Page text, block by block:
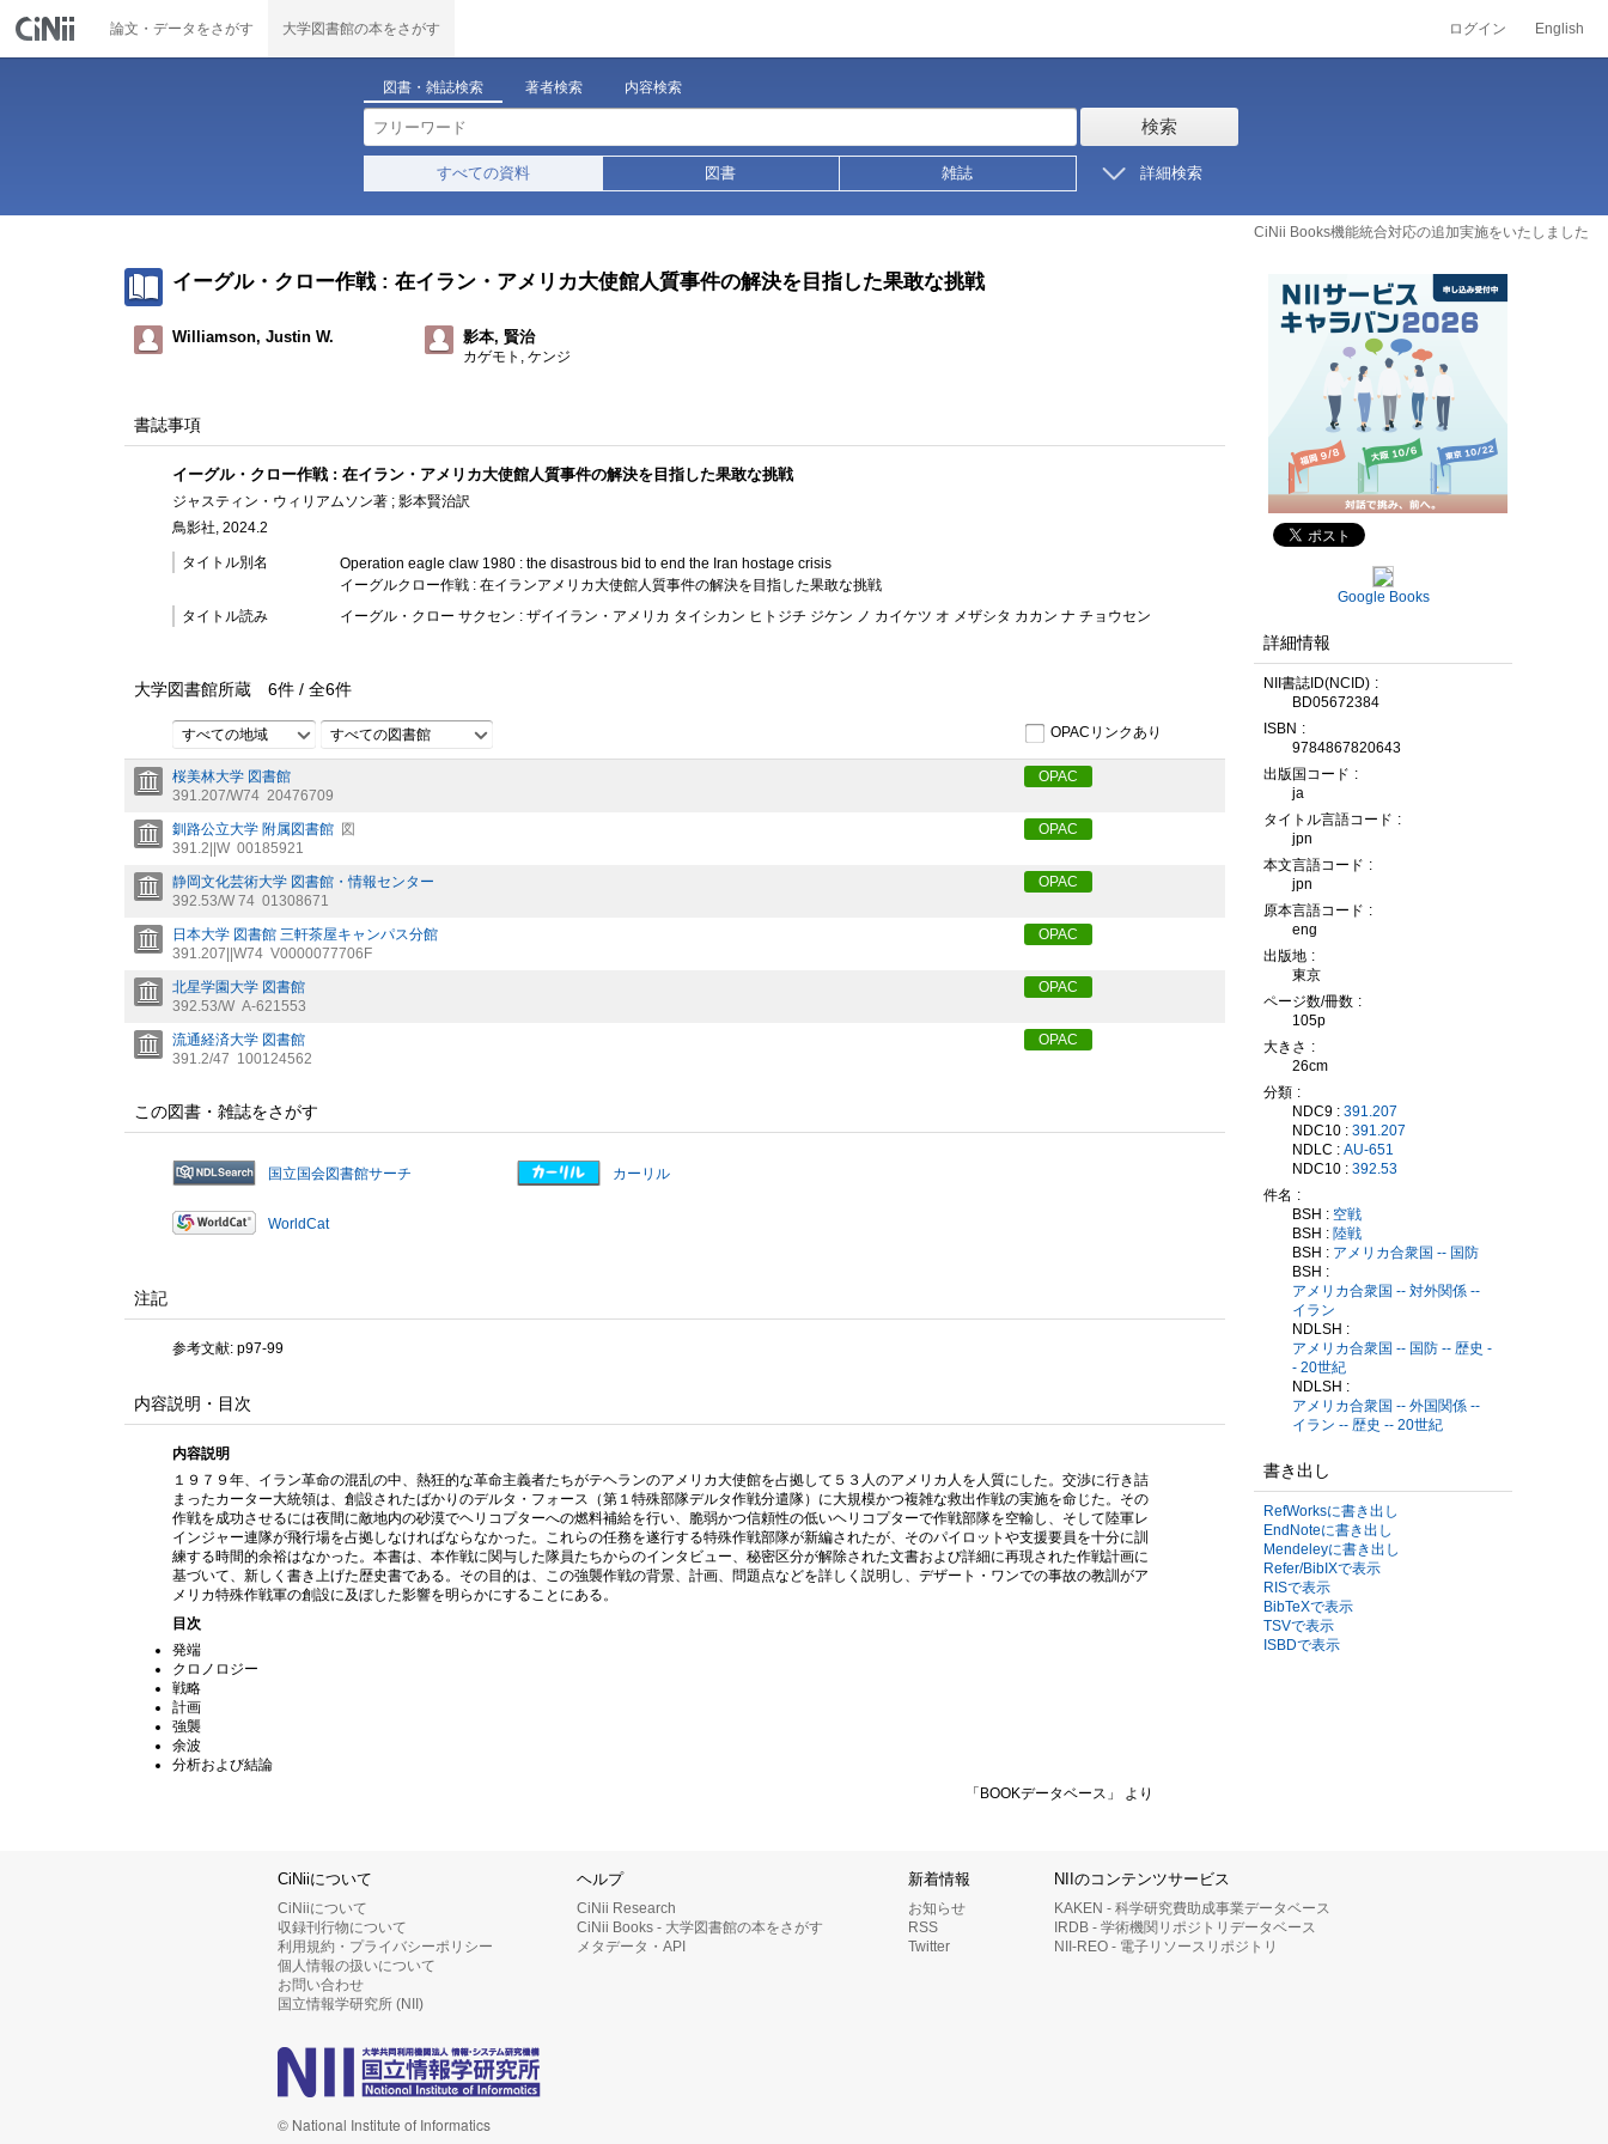
論文・データをさがす 大学図書館の本をさがす ログイン English
図書・雑誌検索 著者検索 内容検索
検索
すべての資料 図書 雑誌 詳細検索
CiNii Books機能統合対応の追加実施をいたしました
イーグル・クロー作戦 : 在イラン・アメリカ大使館人質事件の解決を目指した果敢な挑戦
Williamson, Justin W. 影本, 賢治
カゲモト, ケンジ
書誌事項
イーグル・クロー作戦 : 在イラン・アメリカ大使館人質事件の解決を目指した果敢な挑戦
ジャスティン・ウィリアムソン著 ; 影本賢治訳
鳥影社, 2024.2
タイトル別名
Operation eagle claw 1980 : the disastrous bid to end the Iran hostage crisis
イーグルクロー作戦 : 在イランアメリカ大使館人質事件の解決を目指した果敢な挑戦
タイトル読み
イーグル・クロー サクセン : ザイイラン・アメリカ タイシカン ヒトジチ ジケン ノ カイケツ オ メザシタ カカン ナ チョウセン
大学図書館所蔵 6件 / 全6件
すべての地域 すべての図書館 OPACリンクあり
桜美林大学 図書館
391.207/W74 20476709
OPAC
釧路公立大学 附属図書館 図
391.2||W 00185921
OPAC
静岡文化芸術大学 図書館・情報センター
392.53/W 74 01308671
OPAC
日本大学 図書館 三軒茶屋キャンパス分館
391.207||W74 V0000077706F
OPAC
北星学園大学 図書館
392.53/W A-621553
OPAC
流通経済大学 図書館
391.2/47 100124562
OPAC
この図書・雑誌をさがす
国立国会図書館サーチ カーリル
WorldCat
注記
参考文献: p97-99
内容説明・目次
内容説明
１９７９年、イラン革命の混乱の中、熱狂的な革命主義者たちがテヘランのアメリカ大使館を占拠して５３人のアメリカ人を人質にした。交渉に行き詰
まったカーター大統領は、創設されたばかりのデルタ・フォース（第１特殊部隊デルタ作戦分遣隊）に大規模かつ複雑な救出作戦の実施を命じた。その
作戦を成功させるには夜間に敵地内の砂漠でヘリコプターへの燃料補給を行い、脆弱かつ信頼性の低いヘリコプターで作戦部隊を空輸し、そして陸軍レ
インジャー連隊が飛行場を占拠しなければならなかった。これらの任務を遂行する特殊作戦部隊が新編されたが、そのパイロットや支援要員を十分に訓
練する時間的余裕はなかった。本書は、本作戦に関与した隊員たちからのインタビュー、秘密区分が解除された文書および詳細に再現された作戦計画に
基づいて、新しく書き上げた歴史書である。その目的は、この強襲作戦の背景、計画、問題点などを詳しく説明し、デザート・ワンでの事故の教訓がア
メリカ特殊作戦軍の創設に及ぼした影響を明らかにすることにある。
目次
発端
クロノロジー
戦略
計画
強襲
余波
分析および結論
「BOOKデータベース」 より
Google Books
詳細情報
NII書誌ID(NCID)
BD05672384
ISBN
9784867820643
出版国コード
ja
タイトル言語コード
jpn
本文言語コード
jpn
原本言語コード
eng
出版地
東京
ページ数/冊数
105p
大きさ
26cm
分類
NDC9 : 391.207
NDC10 : 391.207
NDLC : AU-651
NDC10 : 392.53
件名
BSH : 空戦
BSH : 陸戦
BSH : アメリカ合衆国 -- 国防
BSH :
アメリカ合衆国 -- 対外関係 --
イラン
NDLSH :
アメリカ合衆国 -- 国防 -- 歴史 -
- 20世紀
NDLSH :
アメリカ合衆国 -- 外国関係 --
イラン -- 歴史 -- 20世紀
書き出し
RefWorksに書き出し
EndNoteに書き出し
Mendeleyに書き出し
Refer/BibIXで表示
RISで表示
BibTeXで表示
TSVで表示
ISBDで表示
CiNiiについて
CiNiiについて
収録刊行物について
利用規約・プライバシーポリシー
個人情報の扱いについて
お問い合わせ
国立情報学研究所 (NII)
ヘルプ
CiNii Research
CiNii Books - 大学図書館の本をさがす
メタデータ・API
新着情報
お知らせ
RSS
Twitter
NIIのコンテンツサービス
KAKEN - 科学研究費助成事業データベース
IRDB - 学術機関リポジトリデータベース
NII-REO - 電子リソースリポジトリ
© National Institute of Informatics